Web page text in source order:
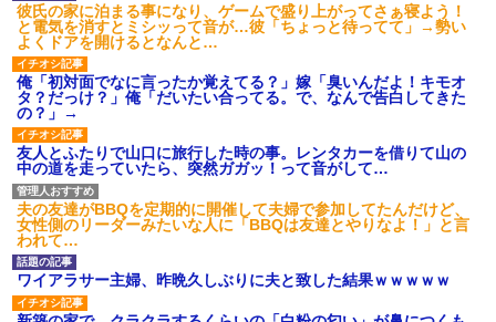
彼氏の家に泊まる事になり、ゲームで盛り上がってさぁ寝よう！
と電気を消すとミシッって音が…彼「ちょっと待ってて」→勢い
よくドアを開けるとなんと…
俺「初対面でなに言ったか覚えてる？」嫁「臭いんだよ！キモオ
タ？だっけ？」俺「だいたい合ってる。で、なんで告白してきた
の？」→
友人とふたりで山口に旅行した時の事。レンタカーを借りて山の
中の道を走っていたら、突然ガガッ！って音がして…
夫の友達がBBQを定期的に開催して夫婦で参加してたんだけど、
女性側のリーダーみたいな人に「BBQは友達とやりなよ！」と言
われて…
ワイアラサー主婦、昨晩久しぶりに夫と致した結果ｗｗｗｗｗ